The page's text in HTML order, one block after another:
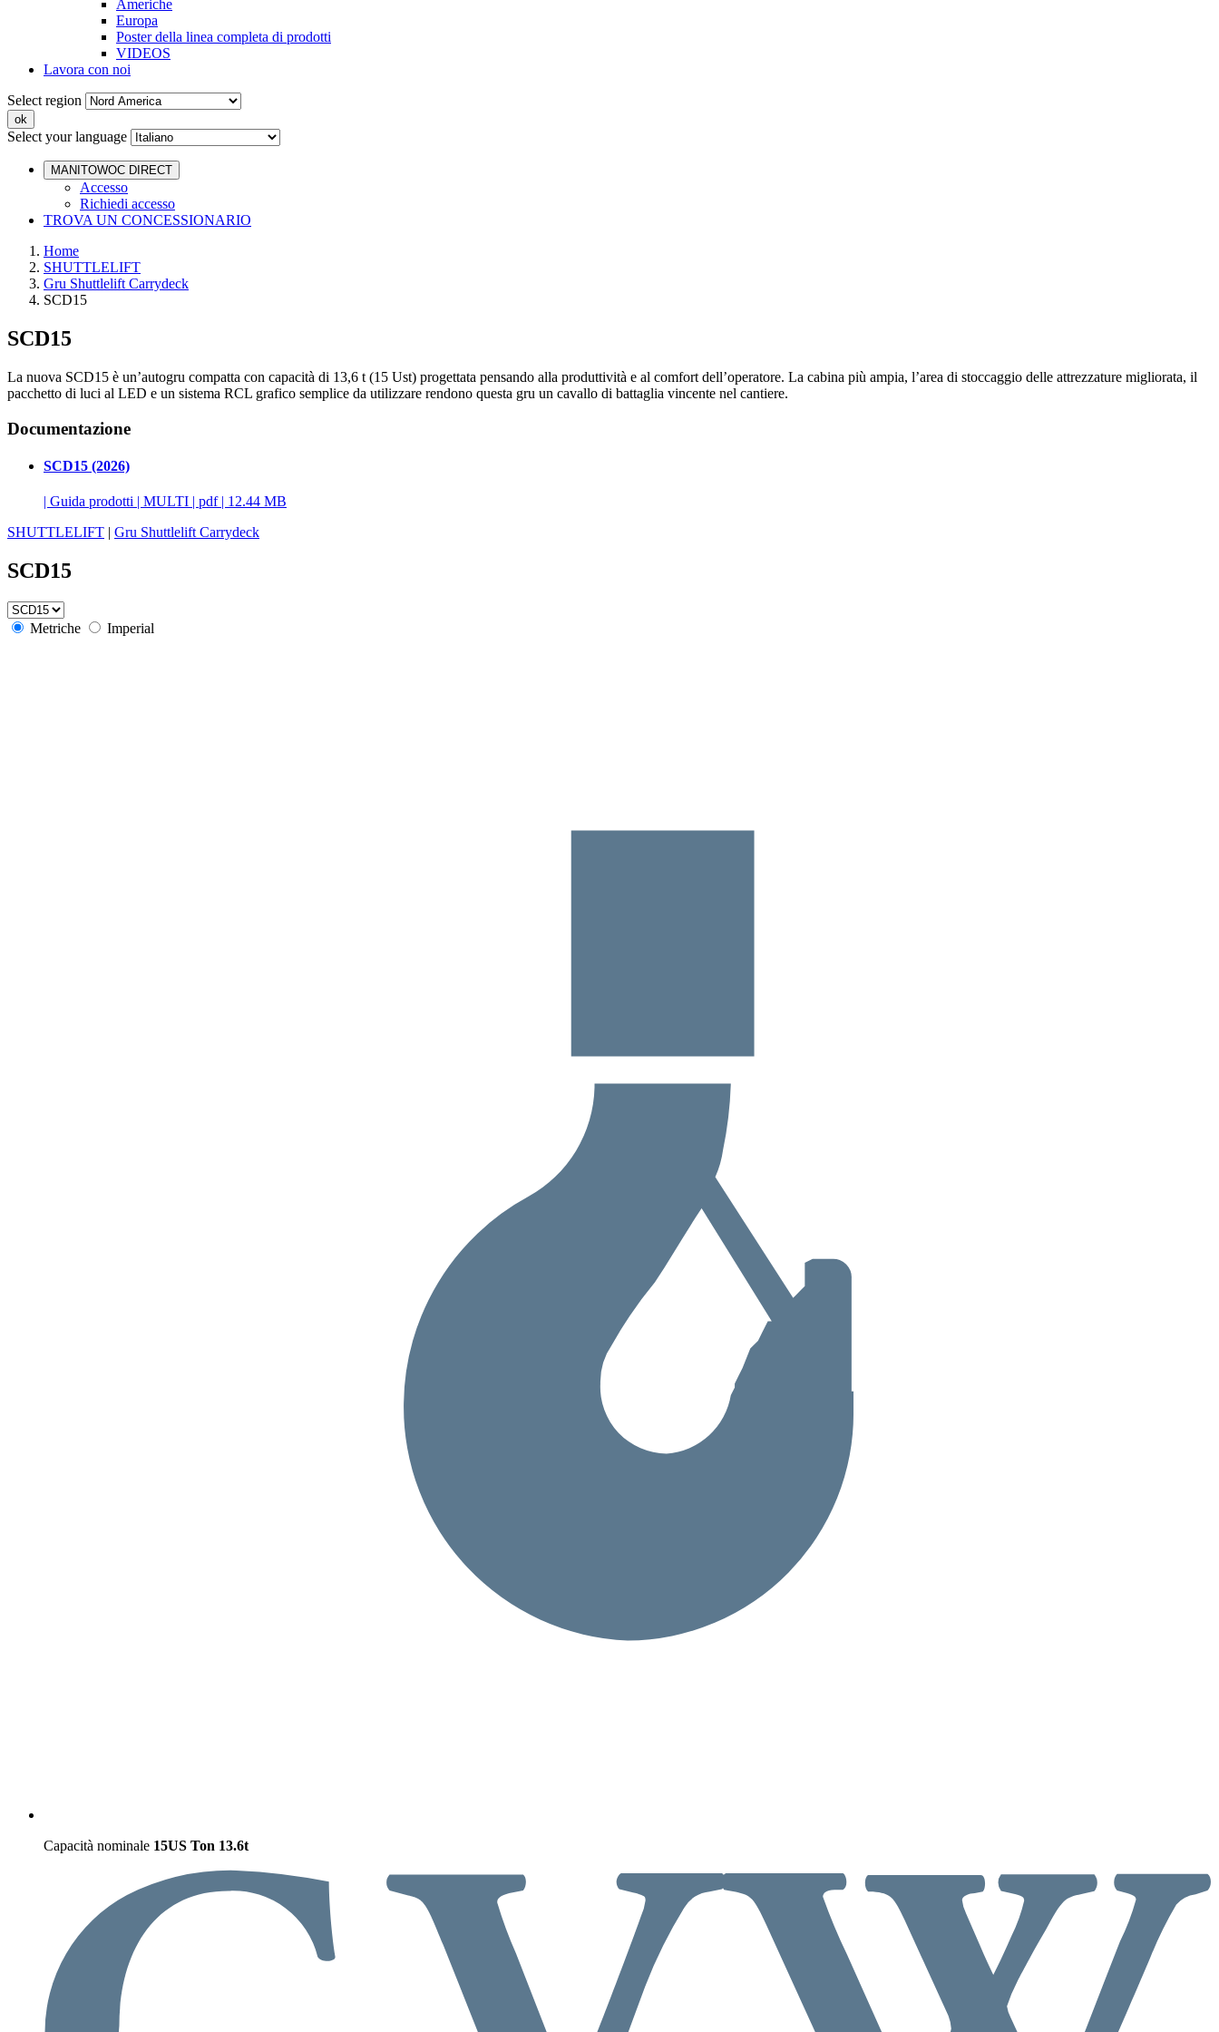
Americhe
Europa
Poster della linea completa di prodotti
VIDEOS
Lavora con noi
Select region
Select your language
MANITOWOC DIRECT
Accesso
Richiedi accesso
TROVA UN CONCESSIONARIO
Home
SHUTTLELIFT
Gru Shuttlelift Carrydeck
SCD15
SCD15
La nuova SCD15 è un’autogru compatta con capacità di 13,6 t (15 Ust) progettata pensando alla produttività e al comfort dell’operatore. La cabina più ampia, l’area di stoccaggio delle attrezzature migliorata, il
pacchetto di luci al LED e un sistema RCL grafico semplice da utilizzare rendono questa gru un cavallo di battaglia vincente nel cantiere.
Documentazione
SCD15 (2026)
| Guida prodotti | MULTI | pdf | 12.44 MB
SHUTTLELIFT | Gru Shuttlelift Carrydeck
SCD15
Metriche Imperial
Capacità nominale 15US Ton 13.6t